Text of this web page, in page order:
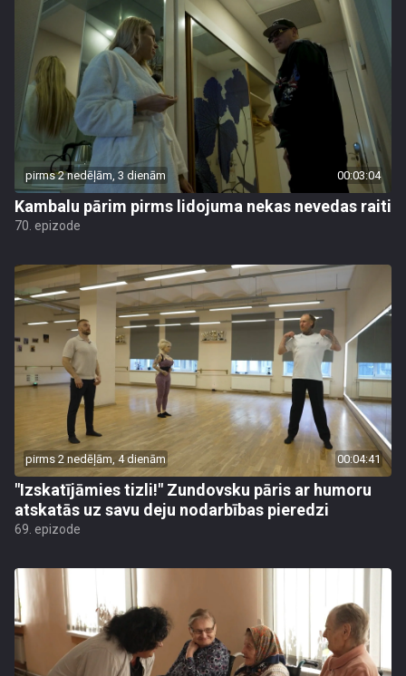
pirms 2 nedēļām, 3 dienām 00:03:04
Kambalu pārim pirms lidojuma nekas nevedas raiti
70. epizode
pirms 2 nedēļām, 4 dienām 00:04:41
"Izskatījāmies tizli!" Zundovsku pāris ar humoru
atskatās uz savu deju nodarbības pieredzi
69. epizode